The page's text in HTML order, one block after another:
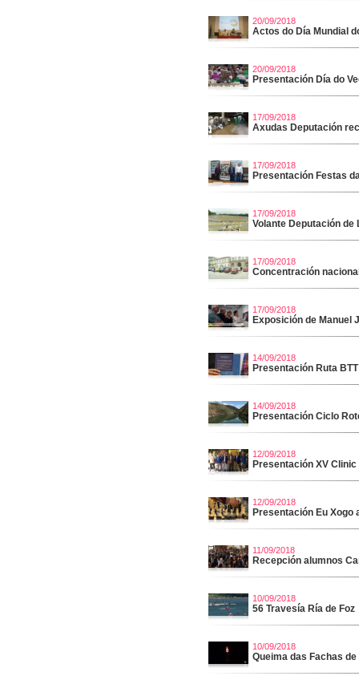
20/09/2018
Actos do Día Mundial
20/09/2018
Presentación Día do
17/09/2018
Axudas Deputación
17/09/2018
Presentación Festas
17/09/2018
Volante Deputación de
17/09/2018
Concentración
17/09/2018
Exposición de Manuel
14/09/2018
Presentación Ruta
14/09/2018
Presentación Ciclo
12/09/2018
Presentación XV Clinic
12/09/2018
Presentación Eu Xogo
11/09/2018
Recepción alumnos
10/09/2018
56 Travesía Ría de Foz
10/09/2018
Queima das Fachas de